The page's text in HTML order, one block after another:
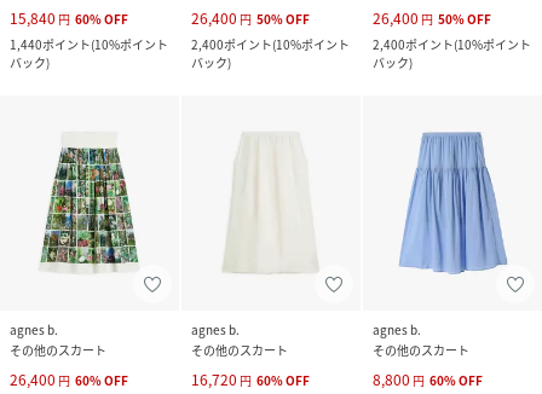
15,840 円 60%OFF
1,440ポイント(10%ポイント
バック)
26,400 円 50%OFF
2,400ポイント(10%ポイント
バック)
26,400 円 50%OFF
2,400ポイント(10%ポイント
バック)
agnes b.
その他のスカート
26,400 円 60%OFF
agnes b.
その他のスカート
16,720 円 60%OFF
agnes b.
その他のスカート
8,800 円 60%OFF